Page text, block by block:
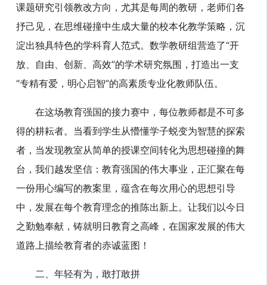
课题研究引领教改方向，尤其是每周的教研，老师们各
抒己见，在思维碰撞中生成大量的校本化教学策略，沉
淀出独具特色的学科育人范式。数学教研组营造了“开
放、自由、创新、高效”的学术研究氛围，打造出一支
“专精有爱，明心启智”的高素质专业化教师队伍。
在这场教育强国的接力赛中，每位教师都是不可多
得的耕耘者。当看到学生从懵懂学子蜕变为智慧的探索
者，当发现教室从简单的授课空间转化为思想碰撞的舞
台，我们越发坚信：教育强国的伟大事业，正汇聚在每
一份用心编写的教案里，蕴含在每次用心的思想引导
中，发展在每个教育理念的推陈出新上。让我们以今日
之勤勉奉献，铸就明日教育之高峰，在国家发展的伟大
道路上描绘教育者的赤诚蓝图！
二、年轻有为，敢打敢拼